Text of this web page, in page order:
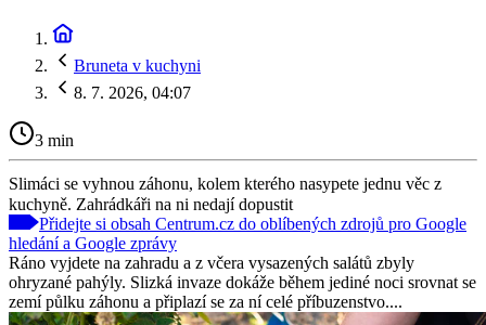
Bruneta v kuchyni
8. 7. 2026, 04:07
3 min
Slimáci se vyhnou záhonu, kolem kterého nasypete jednu věc z
kuchyně. Zahrádkáři na ni nedají dopustit
Přidejte si obsah Centrum.cz do oblíbených zdrojů pro Google
hledání a Google zprávy
Ráno vyjdete na zahradu a z včera vysazených salátů zbyly
ohryzané pahýly. Slizká invaze dokáže během jediné noci srovnat se
zemí půlku záhonu a připlazí se za ní celé příbuzenstvo....